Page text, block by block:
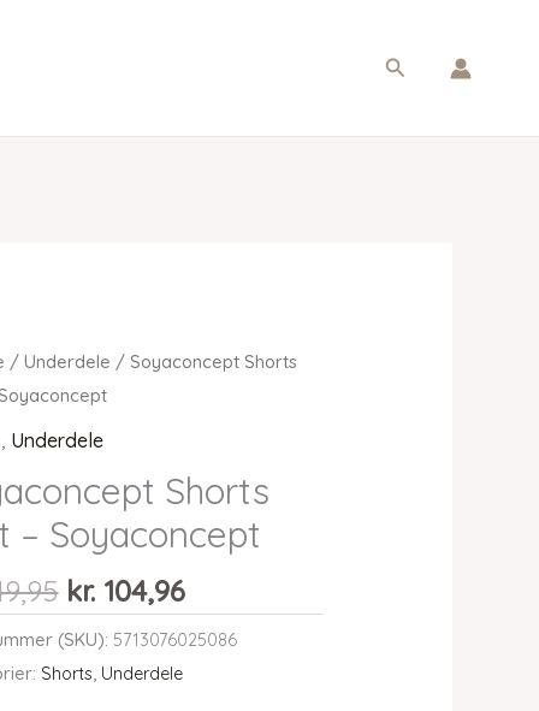
Søg
/Underdele / Soyaconcept Shorts
, Underdele
Shorts
– Soyaconcept
Den
oprindelige
pris
var:
kr. 104,96Den
aktuelle
pris
(SKU): 5713076025086
Shorts, Underdele